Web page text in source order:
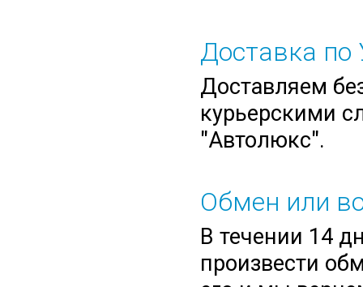
Доставка по
Доставляем
курьерскими
"Автолюкс".
Обмен или
В течении 14
произвести